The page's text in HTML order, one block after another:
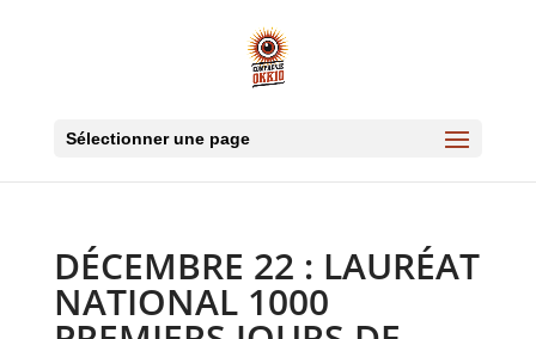
Sélectionner une page
DÉCEMBRE 22 : LAURÉAT
NATIONAL 1000